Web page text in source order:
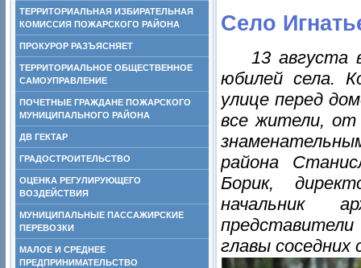
ТЕРРИТОРИАЛЬНАЯ ИЗБИРАТЕЛЬНАЯ
КОМИССИЯ ПОЖАРСКОГО РАЙОНА
ПРОКУРОР РАЗЪЯСНЯЕТ
ТЕРРИТОРИАЛЬНОЕ ОБЩЕСТВЕННОЕ
САМОУПРАВЛЕНИЕ
ПОЧЕТНЫЕ ГРАЖДАНЕ ПОЖАРСКОГО
МУНИЦИПАЛЬНОГО РАЙОНА
ДВ ГЕКТАР
ГРАДОСТРОИТЕЛЬСТВО
ОЦЕНКА РЕГУЛИРУЮЩЕГО
ВОЗДЕЙСТВИЯ
МУНИЦИПАЛЬНЫЕ ПАССАЖИРСКИЕ
ПЕРЕВОЗКИ
МАЛОЕ И СРЕДНЕЕ
ПРЕДПРИНИМАТЕЛЬСТВО
Село
13 августа
юбилей села.
улице перед
все жители, от
района
Борик,
начальник
главы соседних